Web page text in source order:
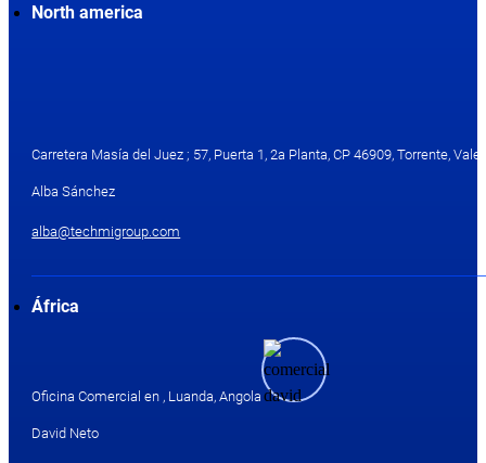
North america
Carretera Masía del Juez ; 57, Puerta 1, 2a Planta, CP 46909, Torrente,
Alba Sánchez
alba@techmigroup.com
África
Oficina Comercial en , Luanda, Angola
David Neto